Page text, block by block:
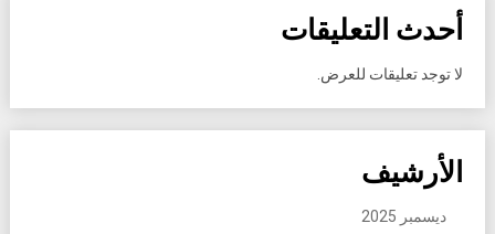
أحدث التعليقات
لا توجد تعليقات للعرض.
الأرشيف
ديسمبر 2025